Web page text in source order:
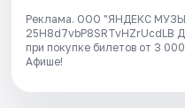
Реклама. ООО "ЯНДЕКС
25H8d7vbP8SRTvHZrUcdLB
при покупке билетов от 3
Афише!